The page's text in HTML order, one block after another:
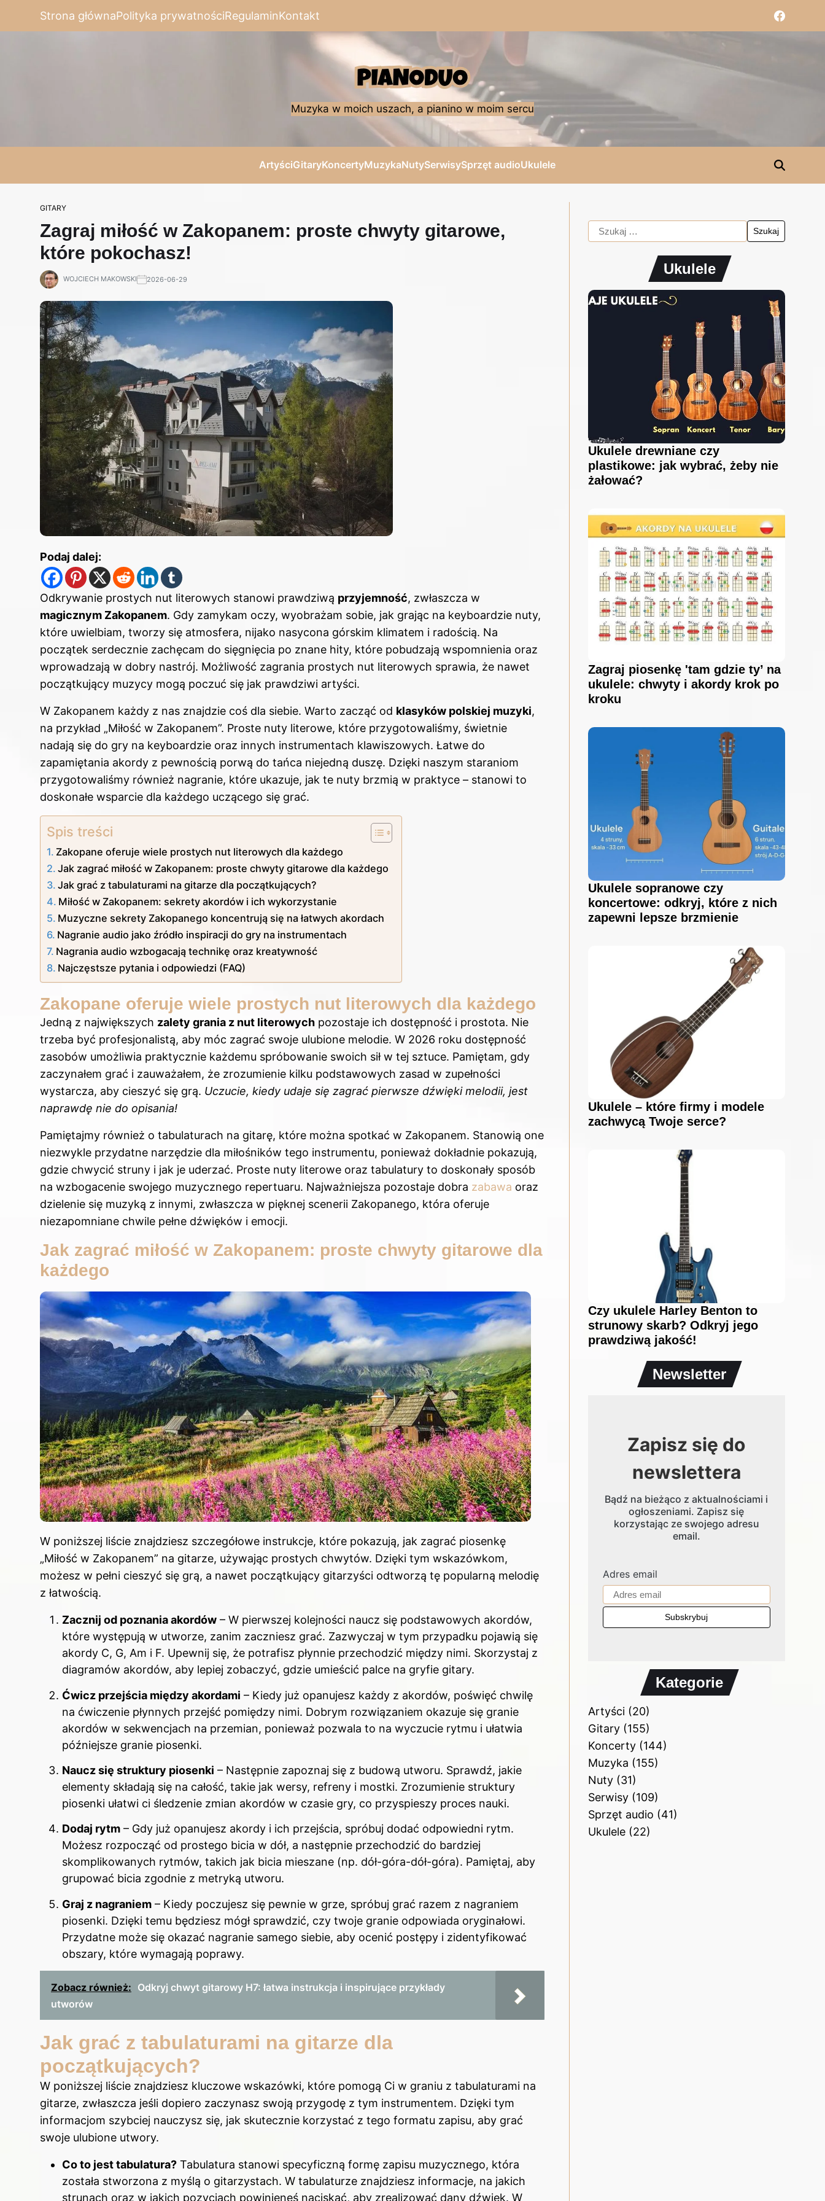
Strona głównaPolityka prywatnościRegulaminKontakt
Muzyka w moich uszach, a pianino w moim sercu
ArtyściGitaryKoncertyMuzykaNutySerwisySprzęt audioUkulele
GITARY
Zagraj miłość w Zakopanem: proste chwyty gitarowe,
które pokochasz!
WOJCIECH MAKOWSKI 2026-06-29
Podaj dalej:
Odkrywanie prostych nut literowych stanowi prawdziwą przyjemność, zwłaszcza w
magicznym Zakopanem. Gdy zamykam oczy, wyobrażam sobie, jak grając na keyboardzie nuty,
które uwielbiam, tworzy się atmosfera, nijako nasycona górskim klimatem i radością. Na
początek serdecznie zachęcam do sięgnięcia po znane hity, które pobudzają wspomnienia oraz
wprowadzają w dobry nastrój. Możliwość zagrania prostych nut literowych sprawia, że nawet
początkujący muzycy mogą poczuć się jak prawdziwi artyści.
W Zakopanem każdy z nas znajdzie coś dla siebie. Warto zacząć od klasyków polskiej muzyki,
na przykład „Miłość w Zakopanem”. Proste nuty literowe, które przygotowaliśmy, świetnie
nadają się do gry na keyboardzie oraz innych instrumentach klawiszowych. Łatwe do
zapamiętania akordy z pewnością porwą do tańca niejedną duszę. Dzięki naszym staraniom
przygotowaliśmy również nagranie, które ukazuje, jak te nuty brzmią w praktyce – stanowi to
doskonałe wsparcie dla każdego uczącego się grać.
Spis treści
Zakopane oferuje wiele prostych nut literowych dla każdego
Jak zagrać miłość w Zakopanem: proste chwyty gitarowe dla każdego
Jak grać z tabulaturami na gitarze dla początkujących?
Miłość w Zakopanem: sekrety akordów i ich wykorzystanie
Muzyczne sekrety Zakopanego koncentrują się na łatwych akordach
Nagranie audio jako źródło inspiracji do gry na instrumentach
Nagrania audio wzbogacają technikę oraz kreatywność
Najczęstsze pytania i odpowiedzi (FAQ)
Zakopane oferuje wiele prostych nut literowych dla każdego
Jedną z największych zalety grania z nut literowych pozostaje ich dostępność i prostota. Nie
trzeba być profesjonalistą, aby móc zagrać swoje ulubione melodie. W 2026 roku dostępność
zasobów umożliwia praktycznie każdemu spróbowanie swoich sił w tej sztuce. Pamiętam, gdy
zaczynałem grać i zauważałem, że zrozumienie kilku podstawowych zasad w zupełności
wystarcza, aby cieszyć się grą. Uczucie, kiedy udaje się zagrać pierwsze dźwięki melodii, jest
naprawdę nie do opisania!
Pamiętajmy również o tabulaturach na gitarę, które można spotkać w Zakopanem. Stanowią one
niezwykle przydatne narzędzie dla miłośników tego instrumentu, ponieważ dokładnie pokazują,
gdzie chwycić struny i jak je uderzać. Proste nuty literowe oraz tabulatury to doskonały sposób
na wzbogacenie swojego muzycznego repertuaru. Najważniejsza pozostaje dobra zabawa oraz
dzielenie się muzyką z innymi, zwłaszcza w pięknej scenerii Zakopanego, która oferuje
niezapomniane chwile pełne dźwięków i emocji.
Jak zagrać miłość w Zakopanem: proste chwyty gitarowe dla
każdego
W poniższej liście znajdziesz szczegółowe instrukcje, które pokazują, jak zagrać piosenkę
„Miłość w Zakopanem” na gitarze, używając prostych chwytów. Dzięki tym wskazówkom,
możesz w pełni cieszyć się grą, a nawet początkujący gitarzyści odtworzą tę popularną melodię
z łatwością.
Zacznij od poznania akordów – W pierwszej kolejności naucz się podstawowych akordów,
które występują w utworze, zanim zaczniesz grać. Zazwyczaj w tym przypadku pojawią się
akordy C, G, Am i F. Upewnij się, że potrafisz płynnie przechodzić między nimi. Skorzystaj z
diagramów akordów, aby lepiej zobaczyć, gdzie umieścić palce na gryfie gitary.
Ćwicz przejścia między akordami – Kiedy już opanujesz każdy z akordów, poświęć chwilę
na ćwiczenie płynnych przejść pomiędzy nimi. Dobrym rozwiązaniem okazuje się granie
akordów w sekwencjach na przemian, ponieważ pozwala to na wyczucie rytmu i ułatwia
późniejsze granie piosenki.
Naucz się struktury piosenki – Następnie zapoznaj się z budową utworu. Sprawdź, jakie
elementy składają się na całość, takie jak wersy, refreny i mostki. Zrozumienie struktury
piosenki ułatwi ci śledzenie zmian akordów w czasie gry, co przyspieszy proces nauki.
Dodaj rytm – Gdy już opanujesz akordy i ich przejścia, spróbuj dodać odpowiedni rytm.
Możesz rozpocząć od prostego bicia w dół, a następnie przechodzić do bardziej
skomplikowanych rytmów, takich jak bicia mieszane (np. dół-góra-dół-góra). Pamiętaj, aby
grupować bicia zgodnie z metryką utworu.
Graj z nagraniem – Kiedy poczujesz się pewnie w grze, spróbuj grać razem z nagraniem
piosenki. Dzięki temu będziesz mógł sprawdzić, czy twoje granie odpowiada oryginałowi.
Przydatne może się okazać nagranie samego siebie, aby ocenić postępy i zidentyfikować
obszary, które wymagają poprawy.
Zobacz również: Odkryj chwyt gitarowy H7: łatwa instrukcja i inspirujące przykłady
utworów
Jak grać z tabulaturami na gitarze dla
początkujących?
W poniższej liście znajdziesz kluczowe wskazówki, które pomogą Ci w graniu z tabulaturami na
gitarze, zwłaszcza jeśli dopiero zaczynasz swoją przygodę z tym instrumentem. Dzięki tym
informacjom szybciej nauczysz się, jak skutecznie korzystać z tego formatu zapisu, aby grać
swoje ulubione utwory.
Co to jest tabulatura? Tabulatura stanowi specyficzną formę zapisu muzycznego, która
została stworzona z myślą o gitarzystach. W tabulaturze znajdziesz informacje, na jakich
strunach oraz w jakich pozycjach powinieneś naciskać, aby zrealizować dany dźwięk. W
Ukulele
Ukulele drewniane czy
plastikowe: jak wybrać, żeby nie
żałować?
Zagraj piosenkę 'tam gdzie ty’ na
ukulele: chwyty i akordy krok po
kroku
Ukulele sopranowe czy
koncertowe: odkryj, które z nich
zapewni lepsze brzmienie
Ukulele – które firmy i modele
zachwycą Twoje serce?
Czy ukulele Harley Benton to
strunowy skarb? Odkryj jego
prawdziwą jakość!
Newsletter
Zapisz się do
newslettera
Bądź na bieżąco z aktualnościami i
ogłoszeniami. Zapisz się
korzystając ze swojego adresu
email.
Adres email
Kategorie
Artyści(20)
Gitary(155)
Koncerty(144)
Muzyka (155)
Nuty(31)
Serwisy(109)
Sprzęt audio (41)
Ukulele(22)